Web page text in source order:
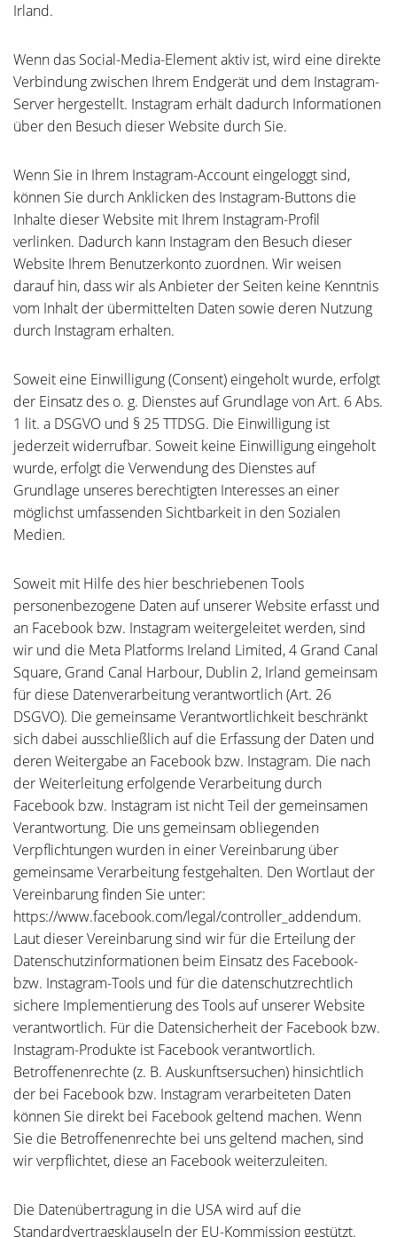
Irland.
Wenn das Social-Media-Element aktiv ist, wird eine direkte
Verbindung zwischen Ihrem Endgerät und dem Instagram-
Server hergestellt. Instagram erhält dadurch Informationen
über den Besuch dieser Website durch Sie.
Wenn Sie in Ihrem Instagram-Account eingeloggt sind,
können Sie durch Anklicken des Instagram-Buttons die
Inhalte dieser Website mit Ihrem Instagram-Profil
verlinken. Dadurch kann Instagram den Besuch dieser
Website Ihrem Benutzerkonto zuordnen. Wir weisen
darauf hin, dass wir als Anbieter der Seiten keine Kenntnis
vom Inhalt der übermittelten Daten sowie deren Nutzung
durch Instagram erhalten.
Soweit eine Einwilligung (Consent) eingeholt wurde, erfolgt
der Einsatz des o. g. Dienstes auf Grundlage von Art. 6 Abs.
1 lit. a DSGVO und § 25 TTDSG. Die Einwilligung ist
jederzeit widerrufbar. Soweit keine Einwilligung eingeholt
wurde, erfolgt die Verwendung des Dienstes auf
Grundlage unseres berechtigten Interesses an einer
möglichst umfassenden Sichtbarkeit in den Sozialen
Medien.
Soweit mit Hilfe des hier beschriebenen Tools
personenbezogene Daten auf unserer Website erfasst und
an Facebook bzw. Instagram weitergeleitet werden, sind
wir und die Meta Platforms Ireland Limited, 4 Grand Canal
Square, Grand Canal Harbour, Dublin 2, Irland gemeinsam
für diese Datenverarbeitung verantwortlich (Art. 26
DSGVO). Die gemeinsame Verantwortlichkeit beschränkt
sich dabei ausschließlich auf die Erfassung der Daten und
deren Weitergabe an Facebook bzw. Instagram. Die nach
der Weiterleitung erfolgende Verarbeitung durch
Facebook bzw. Instagram ist nicht Teil der gemeinsamen
Verantwortung. Die uns gemeinsam obliegenden
Verpflichtungen wurden in einer Vereinbarung über
gemeinsame Verarbeitung festgehalten. Den Wortlaut der
Vereinbarung finden Sie unter:
https://www.facebook.com/legal/controller_addendum.
Laut dieser Vereinbarung sind wir für die Erteilung der
Datenschutzinformationen beim Einsatz des Facebook-
bzw. Instagram-Tools und für die datenschutzrechtlich
sichere Implementierung des Tools auf unserer Website
verantwortlich. Für die Datensicherheit der Facebook bzw.
Instagram-Produkte ist Facebook verantwortlich.
Betroffenenrechte (z. B. Auskunftsersuchen) hinsichtlich
der bei Facebook bzw. Instagram verarbeiteten Daten
können Sie direkt bei Facebook geltend machen. Wenn
Sie die Betroffenenrechte bei uns geltend machen, sind
wir verpflichtet, diese an Facebook weiterzuleiten.
Die Datenübertragung in die USA wird auf die
Standardvertragsklauseln der EU-Kommission gestützt.